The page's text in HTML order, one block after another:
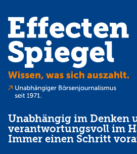
Unabhängig im Denken
verantwortungsvoll im
Immer einen Schritt